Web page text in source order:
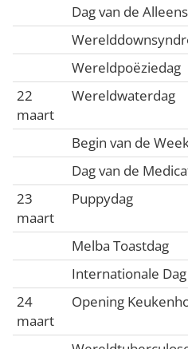
Dag van de
Wereldpoëziedag
22
maart
Wereldwaterdag
Begin van de
Dag van de
23
maart
Puppydag
Melba Toastdag
Internationale
24
maart
Opening